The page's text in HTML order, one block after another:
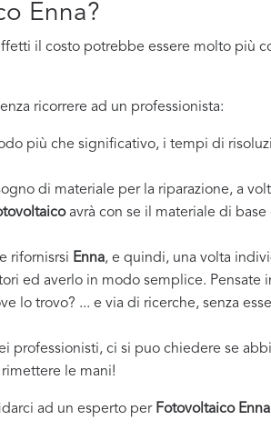
Enna?
il costo potrebbe essere molto più
ricorrere ad un professionista:
più che significativo, i tempi di
di materiale per la riparazione, a
avrà con se il materiale di
rifornisrsi Enna, e quindi, una volta
ed averlo in modo semplice. Pensate
lo trovo? ... e via di ricerche, senza
professionisti, ci si puo chiedere se
le mani!
ad un esperto per Fotovoltaico Enna